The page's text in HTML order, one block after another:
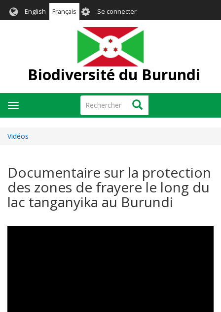
English Français User
account
menu
Se connecter
Biodiversité du Burundi
Rechercher Rechercher
Toggle
navigation
Vidéos
Documentaire sur la protection
des zones de frayere le long du
lac tanganyika au Burundi